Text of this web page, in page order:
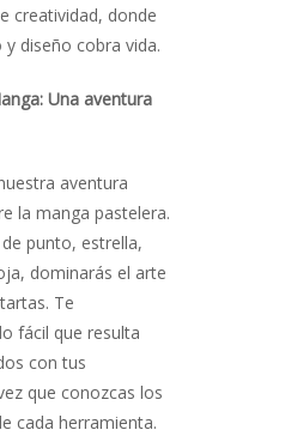
creatividad, donde
diseño cobra vida.
Una aventura
aventura
la manga pastelera.
punto, estrella,
dominarás el arte
Te
fácil que resulta
con tus
que conozcas los
cada herramienta.